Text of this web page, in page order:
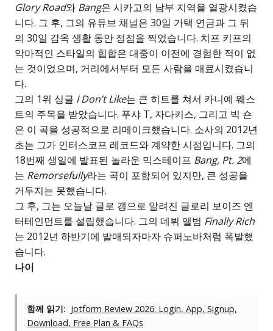
Glory Road와 Bang은 시카고의 남부 지역을 열광시켰습
니다. 그 후, 그의 유튜브 채널은 30일 가택 연금과 그 뒤
의 30일 감옥 생활 동안 정점을 찍었습니다. 치프 키프의
악마적인 스타일의 힙합은 대중이 이전에 경험한 적이 없
는 것이었으며, 거리에서부터 모든 사람을 매료시켰습니
다.
그의 1위 싱글 I Don’t Like는 큰 히트를 쳐서 카니예 웨스
트의 주목을 받았습니다. 푸샤 T, 자다키스, 그리고 빅 숀
은 이 곡을 성공적으로 리메이크했습니다. 소사의 2012년
초는 그가 인터스코프 레코드와 계약한 시점입니다. 그의
18번째 생일에 발표된 놀라운 믹스테이프 Bang, Pt. 2에
는 Remorsefully라는 곡이 포함되어 있지만, 큰 성공을
거두지는 못했습니다.
그 후, 그는 오늘날 글로 갱으로 알려진 글로리 보이즈 엔
터테인먼트를 설립했습니다. 그의 데뷔 앨범 Finally Rich
는 2012년 하반기에 발매되자마자 슈퍼노바처럼 폭발했
습니다.
나이
함께 읽기: Jotform Review 2026: Login, App, Signup,
Download, Free Plan & FAQs